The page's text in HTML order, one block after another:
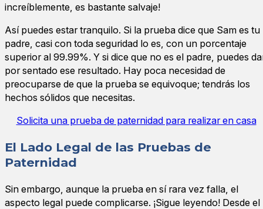
increíblemente, es bastante salvaje!
Así puedes estar tranquilo. Si la prueba dice que Sam es tu
padre, casi con toda seguridad lo es, con un porcentaje
superior al 99.99%. Y si dice que no es el padre, puedes
por sentado ese resultado. Hay poca necesidad de
preocuparse de que la prueba se equivoque; tendrás los
hechos sólidos que necesitas.
Solicita una prueba de paternidad para realizar en casa
El Lado Legal de las Pruebas de
Paternidad
Sin embargo, aunque la prueba en sí rara vez falla, el
aspecto legal puede complicarse. ¡Sigue leyendo! Desde el